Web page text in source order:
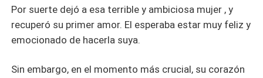
Por suerte dejó a esa terrible y ambiciosa mujer , y
recuperó su primer amor. El esperaba estar muy feliz y
emocionado de hacerla suya.
Sin embargo, en el momento más crucial, su corazón